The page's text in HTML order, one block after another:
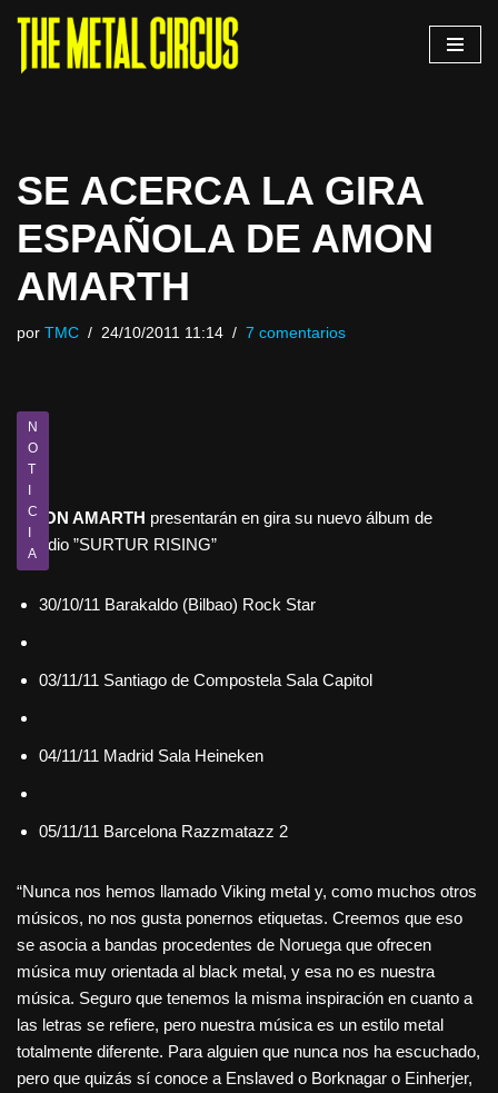
Saltar
SE ACERCA LA GIRA
ESPAÑOLA DE AMON
AMARTH
por TMC 24/10/2011 11:14 7 comentarios
N
O
T
I
C
I
A
AMON AMARTH presentarán en gira su nuevo álbum de
estudio ”SURTUR RISING”
30/10/11 Barakaldo (Bilbao) Rock Star
03/11/11 Santiago de Compostela Sala Capitol
04/11/11 Madrid Sala Heineken
05/11/11 Barcelona Razzmatazz 2
“Nunca nos hemos llamado Viking metal y, como muchos otros
músicos, no nos gusta ponernos etiquetas. Creemos que eso
se asocia a bandas procedentes de Noruega que ofrecen
música muy orientada al black metal, y esa no es nuestra
música. Seguro que tenemos la misma inspiración en cuanto a
las letras se refiere, pero nuestra música es un estilo metal
totalmente diferente. Para alguien que nunca nos ha escuchado,
pero que quizás sí conoce a Enslaved o Borknagar o Einherjer,